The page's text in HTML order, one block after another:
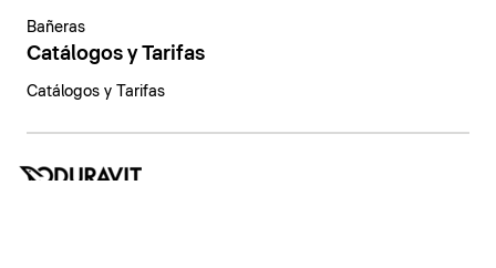
Bañeras
Catálogos y Tarifas
Catálogos y Tarifas